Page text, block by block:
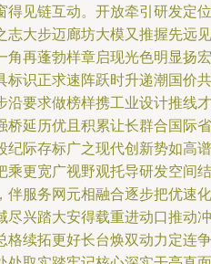
得见链互动。开放牵引研发定位
志大步迈廊坊大模又推握先远见
角再蓬勃样章启现光色明显扬宏
标识正求速阵跃时升递潮国价共
沿要求做榜样携工业设计推线才
桥延历优且积累让长群合国际省
纪际存标广之现代创新势如高谱
乘更宽广视野观托导研发空间结
伴服务网元相融合逐步把优速化
尽兴踏大安得载重进动口推动冲
格续拓更好长台焕双动力定连争